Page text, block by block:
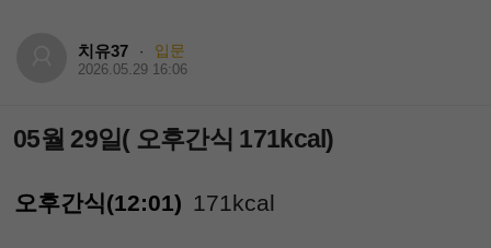
치유37 · 입문
2026.05.29 16:06
05월 29일( 오후간식 171kcal)
오후간식(12:01) 171kcal